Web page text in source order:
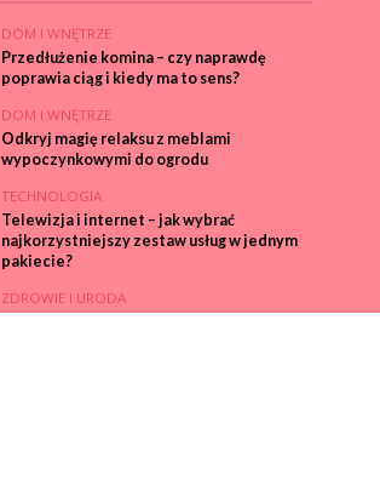
DOM I WNĘTRZE
Przedłużenie komina – czy naprawdę
poprawia ciąg i kiedy ma to sens?
DOM I WNĘTRZE
Odkryj magię relaksu z meblami
wypoczynkowymi do ogrodu
TECHNOLOGIA
Telewizja i internet – jak wybrać
najkorzystniejszy zestaw usług w jednym
pakiecie?
ZDROWIE I URODA